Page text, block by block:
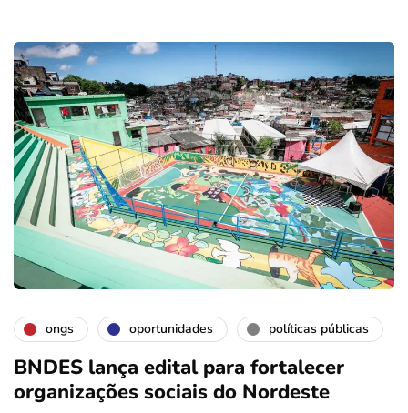
ongs oportunidades políticas públicas
BNDES lança edital para fortalecer
organizações sociais do Nordeste